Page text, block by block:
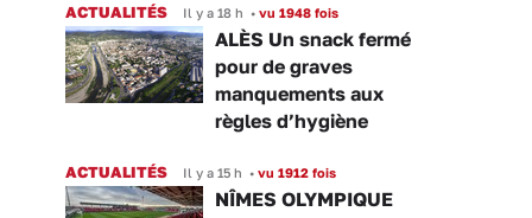
ACTUALITÉS Il y a 18 h • vu 1948 fois
ALÈS Un snack fermé
pour de graves
manquements aux
règles d’hygiène
ACTUALITÉS Il y a 15 h • vu 1912 fois
NÎMES OLYMPIQUE